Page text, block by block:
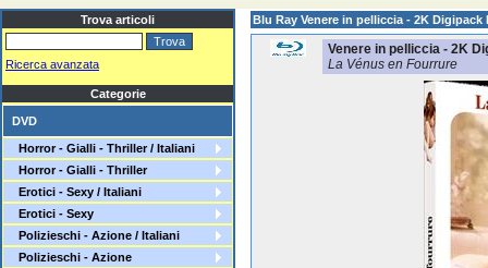
Trova articoli
Ricerca avanzata
Categorie
DVD
Horror - Gialli - Thriller / Italiani
Horror - Gialli - Thriller
Erotici - Sexy / Italiani
Erotici - Sexy
Polizieschi - Azione / Italiani
Polizieschi - Azione
Blu Ray Venere in pelliccia - 2K
Venere in pelliccia - 2K
La Vénus en Fourrure